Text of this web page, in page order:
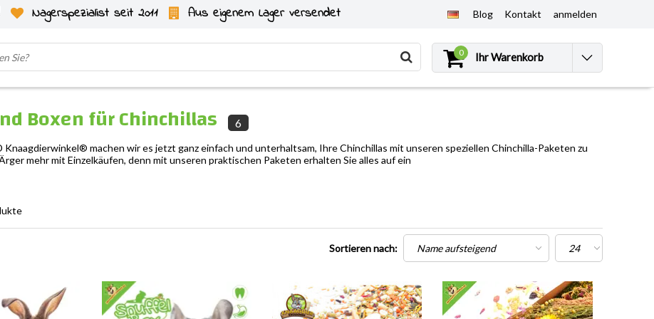
Nagerspezialist seit 2011 Aus eigenem Lager versendet Blog Kontakt anmelden
0 Ihr Warenkorb
Boxen für Chinchillas 6
Knaagdierwinkel® machen wir es jetzt ganz einfach und unterhaltsam, Ihre Chinchillas mit unseren speziellen Chinchilla-Paketen zu
mehr mit Einzelkäufen, denn mit unseren praktischen Paketen erhalten Sie alles auf ein
Sortieren nach: